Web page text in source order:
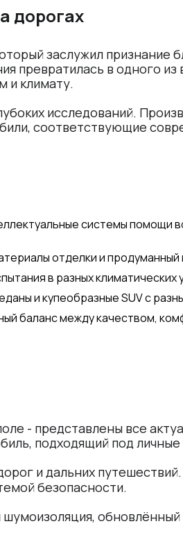
дорогах
заслужил признание
превратилась в одного
и климату.
исследований.
соответствующие
системы
отделки и
в разных
и купеобразные SUV с
баланс между качеством,
- представлены все
подходящий под
и дальних
безопасности.